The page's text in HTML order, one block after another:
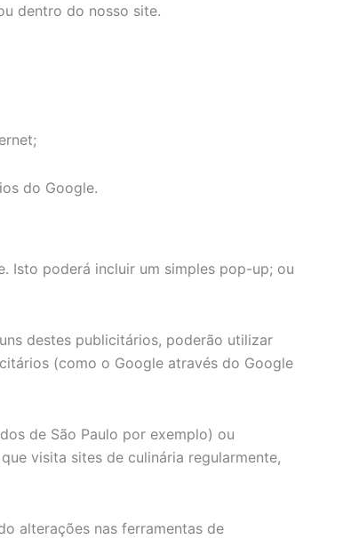
dentro do nosso site.
do Google.
Isto poderá incluir um simples pop-up; ou
destes publicitários, poderão utilizar
(como o Google através do Google
de São Paulo por exemplo) ou
visita sites de culinária regularmente,
alterações nas ferramentas de